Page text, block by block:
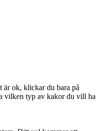
ok, klickar du bara på
vilken typ av kakor du vill ha